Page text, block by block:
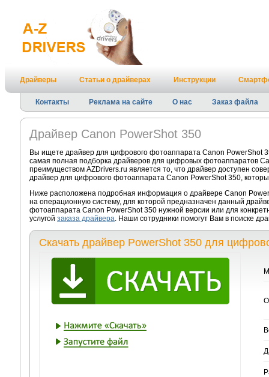
Драйверы Статьи о драйверах Инструкции
Контакты Реклама на сайте О нас Заказ файла
Драйвер Canon PowerShot 350
Вы ищете драйвер для цифрового фотоаппарата Canon PowerShot
самая полная подборка драйверов для цифровых фотоаппаратов
преимуществом AZDrivers.ru является то, что драйвер доступен
драйвер для цифрового фотоаппарата Canon PowerShot 350,
Ниже расположена подробная информация о драйвере Canon
на операционную систему, для которой предназначен данный
фотоаппарата Canon PowerShot 350 нужной версии или для
услугой заказа драйвера. Наши сотрудники помогут Вам в поиске
Скачать драйвер PowerShot 350 для